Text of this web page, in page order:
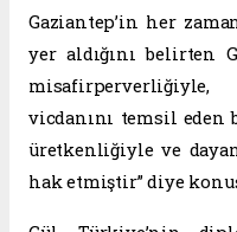
Gaziantep’in her
yer aldığını belirten
vicdanını temsil eden
üretkenliğiyle ve
hak etmiştir” diye